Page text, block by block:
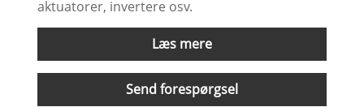
aktuatorer, invertere osv.
Læs mere
Send forespørgsel